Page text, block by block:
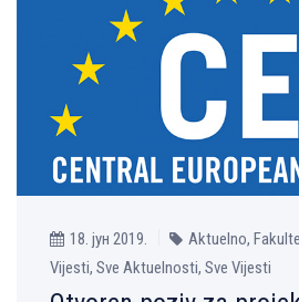
18. јун 2019.
Aktuelno,
Vijesti, Sve Aktuelnosti, Sve Vijesti